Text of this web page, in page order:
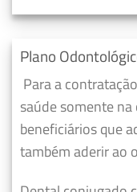
Plano
Para a
saúde somente
beneficiários que
também aderir ao